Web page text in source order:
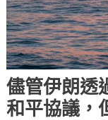
儘管伊朗透
和平協議，